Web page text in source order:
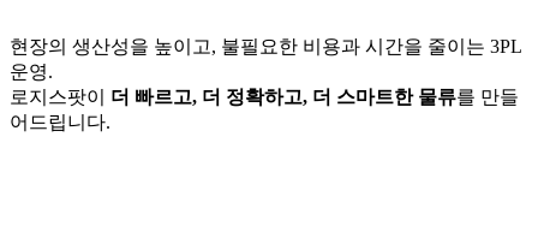
현장의 생산성을 높이고, 불필요한 비용과 시간을 줄이는 3PL
운영.
로지스팟이 더 빠르고, 더 정확하고, 더 스마트한 물류를 만들
어드립니다.